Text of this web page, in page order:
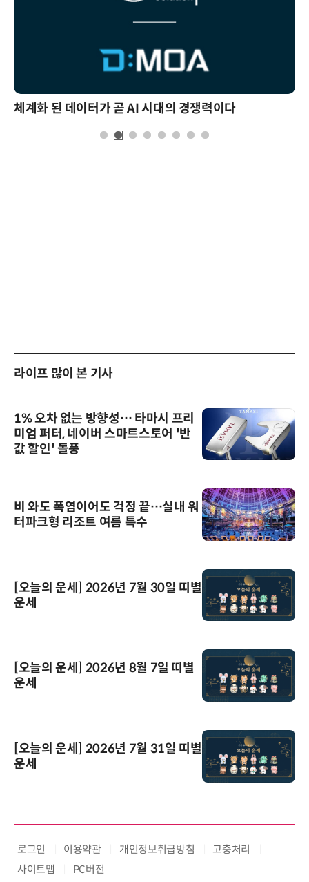
체계화 된 데이터가 곧 AI 시대의 경쟁력이다
라이프 많이 본 기사
1% 오차 없는 방향성… 타마시 프리
미엄 퍼터, 네이버 스마트스토어 '반
값 할인' 돌풍
비 와도 폭염이어도 걱정 끝…실내 워
터파크형 리조트 여름 특수
[오늘의 운세] 2026년 7월 30일 띠별
운세
[오늘의 운세] 2026년 8월 7일 띠별
운세
[오늘의 운세] 2026년 7월 31일 띠별
운세
로그인 이용약관 개인정보취급방침
고충처리
사이트맵
PC버전